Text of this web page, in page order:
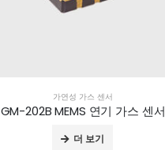
가연성 가스 센서
GM-202B MEMS 연기 가스 센서
더 보기